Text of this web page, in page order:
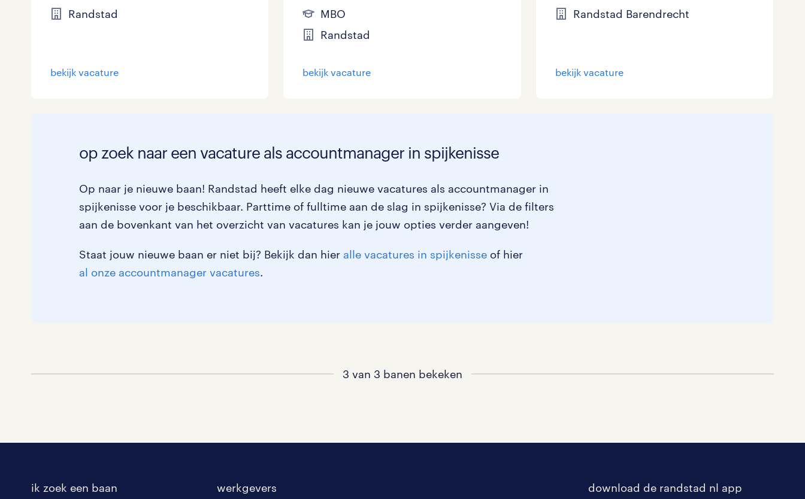
Engineering Horeca / Catering
Industrieel / Productie
Secretarieel 0 Supply chain & procurement 0
MBO, HAVO, VWO Ondersteunend onderwijs
WO 0
Randstad
bekijk vacature
MBO
Randstad
bekijk vacature
Randstad Barendrecht
bekijk vacature
op zoek naar een vacature als accountmanager in spijkenisse
Op naar je nieuwe baan! Randstad heeft elke dag nieuwe vacatures als accountmanager in
spijkenisse voor je beschikbaar. Parttime of fulltime aan de slag in spijkenisse? Via de filters
aan de bovenkant van het overzicht van vacatures kan je jouw opties verder aangeven!
Staat jouw nieuwe baan er niet bij? Bekijk dan hier alle vacatures in spijkenisse of hier
al onze accountmanager vacatures.
3 van 3 banen bekeken
ik zoek een baan
werkgevers
download de randstad nl app